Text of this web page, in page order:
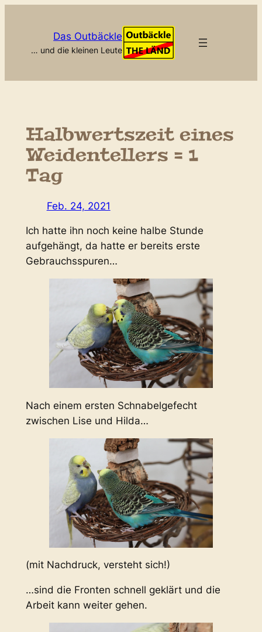
Das Outbäckle
… und die kleinen Leute
Halbwertszeit eines
Weidentellers = 1
Tag
Feb. 24, 2021
Ich hatte ihn noch keine halbe Stunde
aufgehängt, da hatte er bereits erste
Gebrauchsspuren…
Nach einem ersten Schnabelgefecht
zwischen Lise und Hilda…
(mit Nachdruck, versteht sich!)
…sind die Fronten schnell geklärt und die
Arbeit kann weiter gehen.